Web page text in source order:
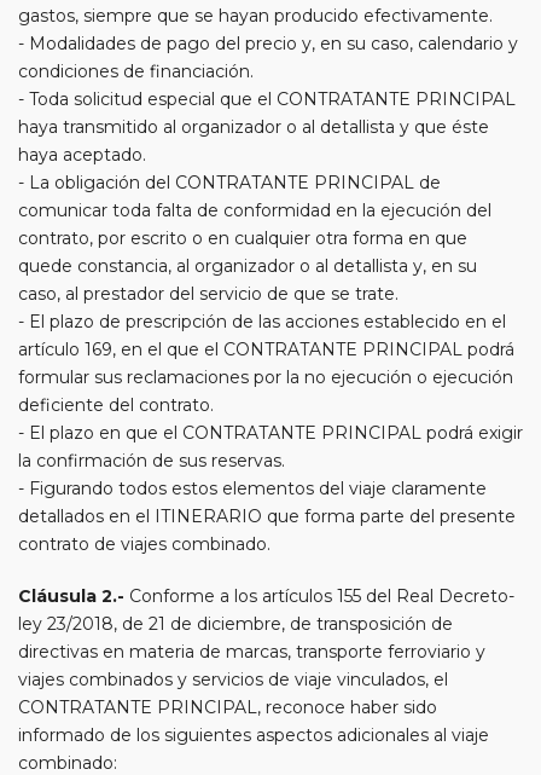
gastos, siempre que se hayan producido efectivamente.
- Modalidades de pago del precio y, en su caso, calendario y
condiciones de financiación.
- Toda solicitud especial que el CONTRATANTE PRINCIPAL
haya transmitido al organizador o al detallista y que éste
haya aceptado.
- La obligación del CONTRATANTE PRINCIPAL de
comunicar toda falta de conformidad en la ejecución del
contrato, por escrito o en cualquier otra forma en que
quede constancia, al organizador o al detallista y, en su
caso, al prestador del servicio de que se trate.
- El plazo de prescripción de las acciones establecido en el
artículo 169, en el que el CONTRATANTE PRINCIPAL podrá
formular sus reclamaciones por la no ejecución o ejecución
deficiente del contrato.
- El plazo en que el CONTRATANTE PRINCIPAL podrá exigir
la confirmación de sus reservas.
- Figurando todos estos elementos del viaje claramente
detallados en el ITINERARIO que forma parte del presente
contrato de viajes combinado.
Cláusula 2.- Conforme a los artículos 155 del Real Decreto-
ley 23/2018, de 21 de diciembre, de transposición de
directivas en materia de marcas, transporte ferroviario y
viajes combinados y servicios de viaje vinculados, el
CONTRATANTE PRINCIPAL, reconoce haber sido
informado de los siguientes aspectos adicionales al viaje
combinado: